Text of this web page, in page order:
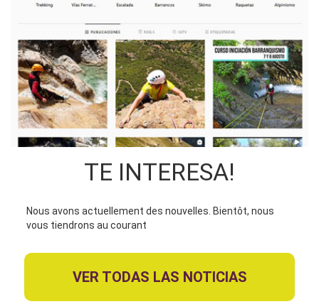
TE INTERESA!
Nous avons actuellement des nouvelles. Bientôt, nous
vous tiendrons au courant
VER TODAS LAS NOTICIAS